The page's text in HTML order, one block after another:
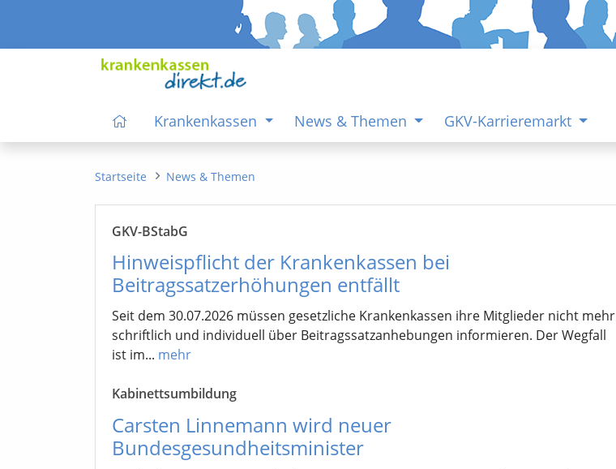
Krankenkassen News & Themen GKV-Karrieremarkt
Startseite News & Themen
GKV-BStabG
Hinweispflicht der Krankenkassen bei
Beitragssatzerhöhungen entfällt
Seit dem 30.07.2026 müssen gesetzliche Krankenkassen ihre Mitglieder nicht mehr
schriftlich und individuell über Beitragssatzanhebungen informieren. Der Wegfall
ist im... mehr
Kabinettsumbildung
Carsten Linnemann wird neuer
Bundesgesundheitsminister